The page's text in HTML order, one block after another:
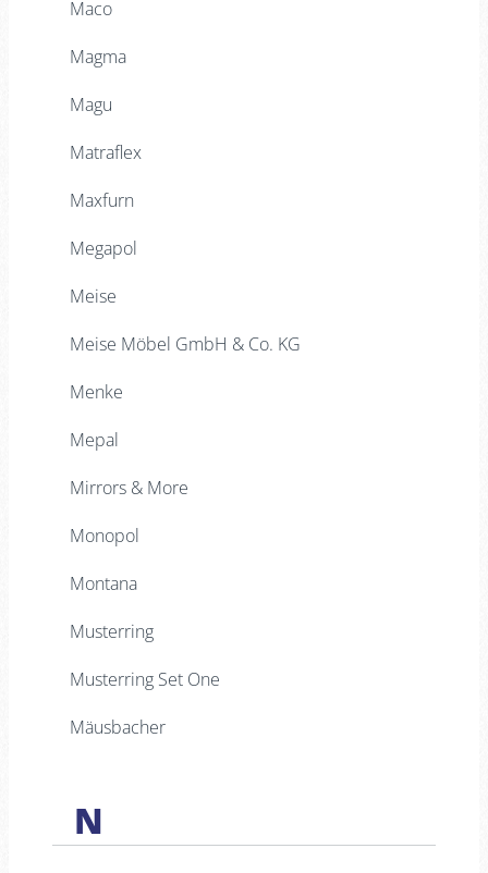
Maco
Magma
Magu
Matraflex
Maxfurn
Megapol
Meise
Meise Möbel GmbH & Co. KG
Menke
Mepal
Mirrors & More
Monopol
Montana
Musterring
Musterring Set One
Mäusbacher
N